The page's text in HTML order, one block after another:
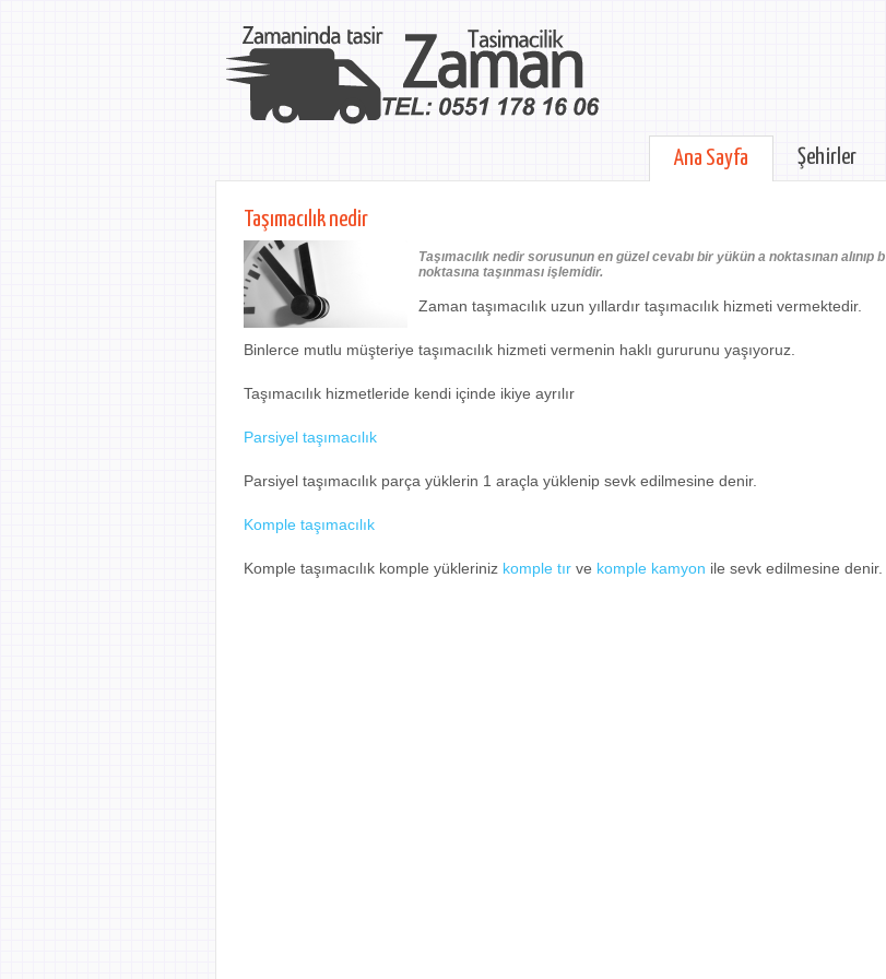
Ana Sayfa Şehirler
Taşımacılık nedir
Taşımacılık nedir sorusunun en güzel cevabı bir yükün a noktasınan alınıp b
noktasına taşınması işlemidir.
Zaman taşımacılık uzun yıllardır taşımacılık hizmeti vermektedir.
Binlerce mutlu müşteriye taşımacılık hizmeti vermenin haklı gururunu yaşıyoruz.
Taşımacılık hizmetleride kendi içinde ikiye ayrılır
Parsiyel taşımacılık
Parsiyel taşımacılık parça yüklerin 1 araçla yüklenip sevk edilmesine denir.
Komple taşımacılık
Komple taşımacılık komple yükleriniz komple tır ve komple kamyon ile sevk edilmesine denir.